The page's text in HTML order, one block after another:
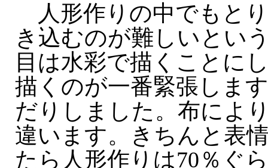
人形作りの中でもと
き込むのが難しいとい
目は水彩で描くことに
描くのが一番緊張しま
だりしました。布によ
違います。きちんと表
たら人形作りは70％ぐ